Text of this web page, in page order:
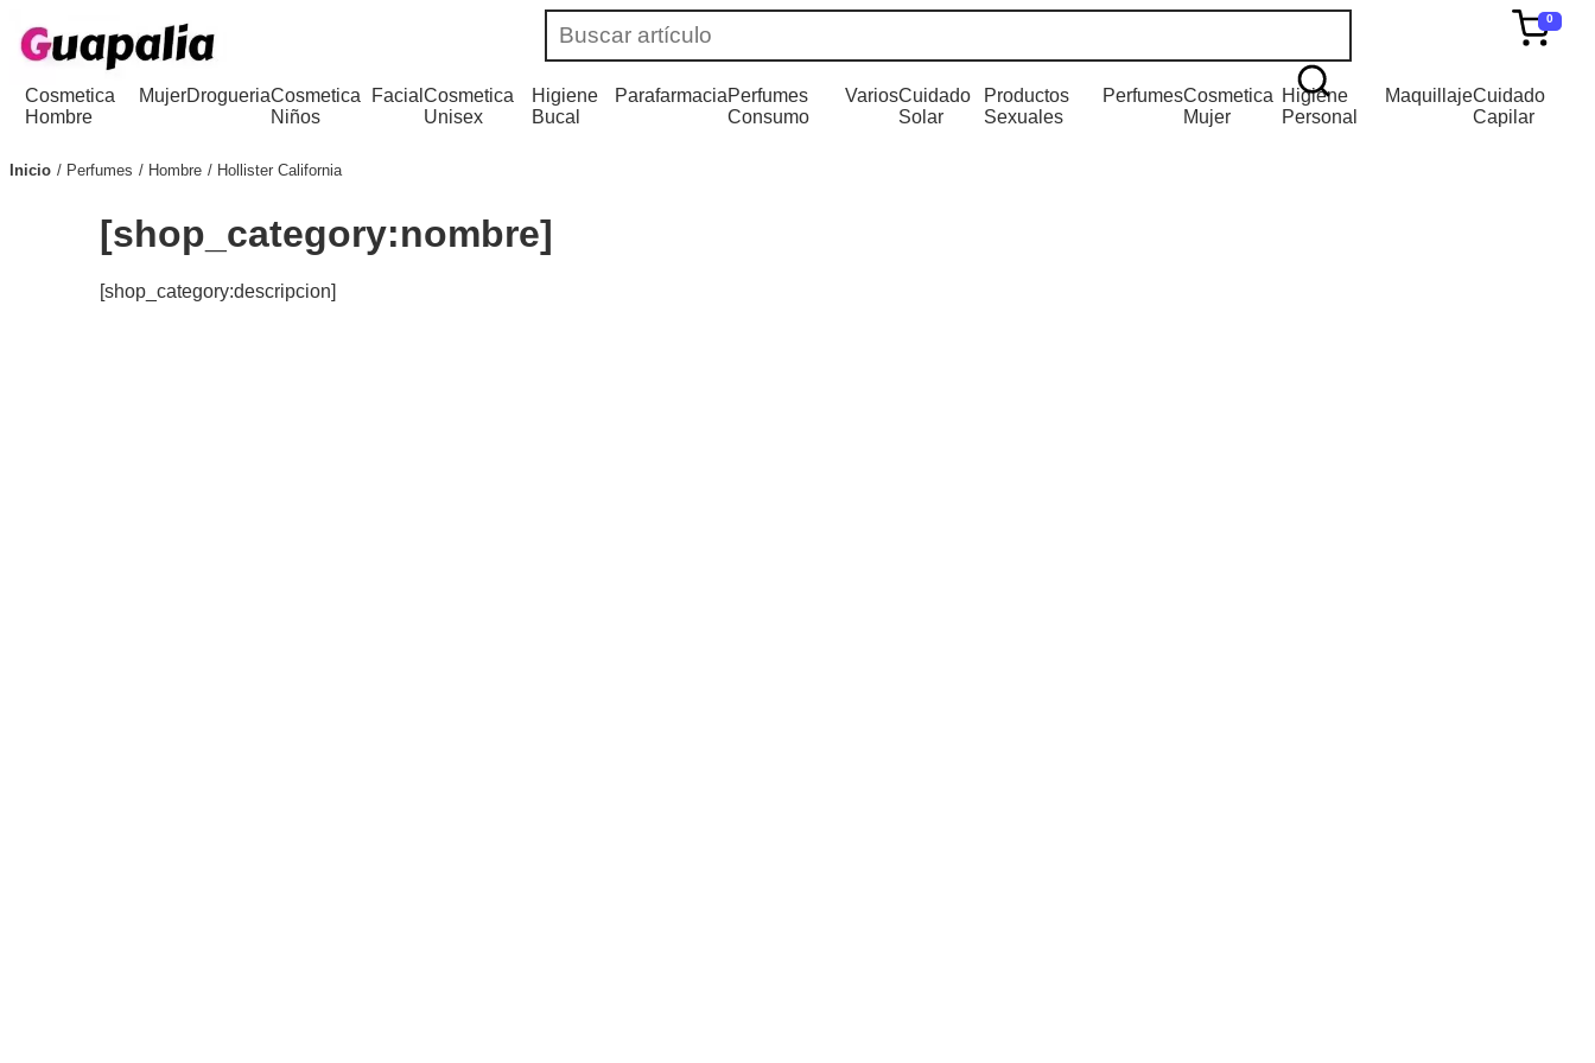
0
Cosmetica
Hombre
MujerDrogueriaCosmetica
Niños
FacialCosmetica
Unisex
Higiene
Bucal
ParafarmaciaPerfumes
Consumo
VariosCuidado
Solar
Productos
Sexuales
PerfumesCosmetica
Mujer
Higiene
Personal
MaquillajeCuidado
Capilar
Inicio Perfumes Hombre Hollister California
[shop_category:nombre]
[shop_category:descripcion]